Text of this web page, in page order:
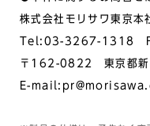
株式会社モリサワ東京
Tel:03-3267-1318
〒162-0822 東京都新
E-